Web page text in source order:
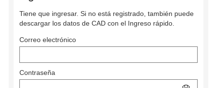
Tiene que ingresar. Si no está registrado, también puede
descargar los datos de CAD con el Ingreso rápido.
Correo electrónico
Contraseña